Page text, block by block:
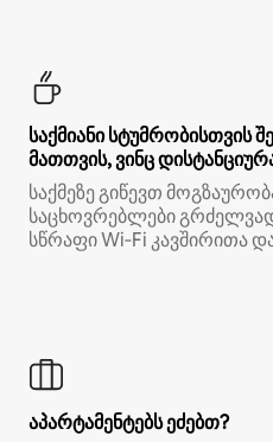
საქმიანი სტუმრობისთვის
მათთვის, ვინც
საქმეზე გიწევთ
საცხოვრებლები
სწრაფი Wi‑Fi კავშირითა
აპარტამენტებს ეძებთ?